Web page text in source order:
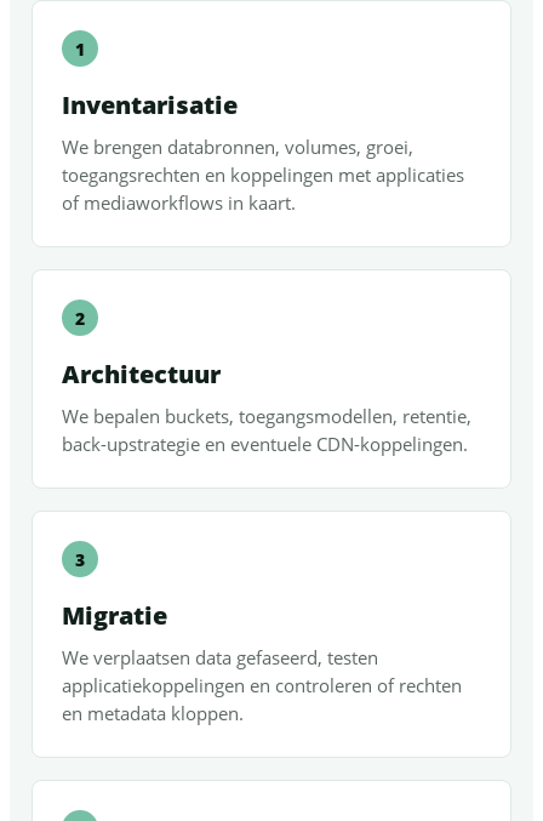
Inventarisatie
We brengen databronnen, volumes, groei,
toegangsrechten en koppelingen met applicaties
of mediaworkflows in kaart.
Architectuur
We bepalen buckets, toegangsmodellen, retentie,
back-upstrategie en eventuele CDN-koppelingen.
Migratie
We verplaatsen data gefaseerd, testen
applicatiekoppelingen en controleren of rechten
en metadata kloppen.